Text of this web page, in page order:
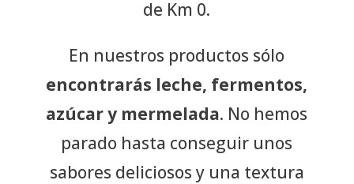
de Km 0.
En nuestros productos sólo
encontrarás leche, fermentos,
azúcar y mermelada. No hemos
parado hasta conseguir unos
sabores deliciosos y una textura